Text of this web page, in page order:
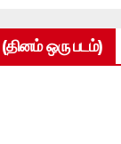
ஒரு படம்)